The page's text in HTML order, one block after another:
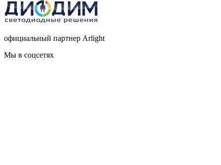
официальный партнер Arlight
Мы в соцсетях